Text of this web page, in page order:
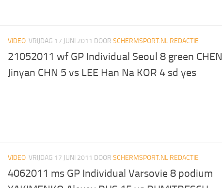
VIDEO VRIJDAG 17 JUNI 2011 DOOR SCHERMSPORT.NL REDACTIE
21052011 wf GP Individual Seoul 8 green CHEN
Jinyan CHN 5 vs LEE Han Na KOR 4 sd yes
VIDEO VRIJDAG 17 JUNI 2011 DOOR SCHERMSPORT.NL REDACTIE
4062011 ms GP Individual Varsovie 8 podium